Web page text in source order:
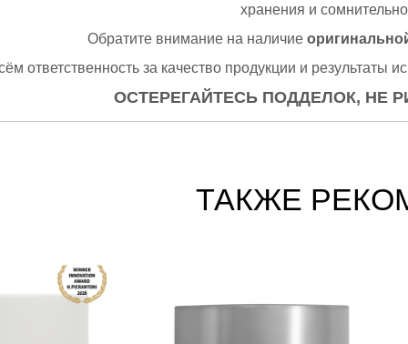
хранения и
Обратите внимание на наличие
ответственность за качество продукции и результаты
ОСТЕРЕГАЙТЕСЬ ПОДДЕЛОК, НЕ
ТАКЖЕ